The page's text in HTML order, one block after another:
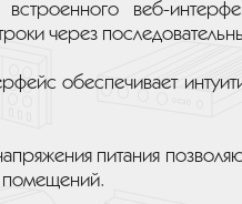
встроенного веб-
через
обеспечивает
питания
помещений.